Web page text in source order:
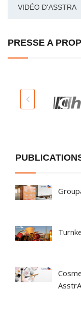
VIDÉO D'ASSTRA
PRESSE A
AsstrA